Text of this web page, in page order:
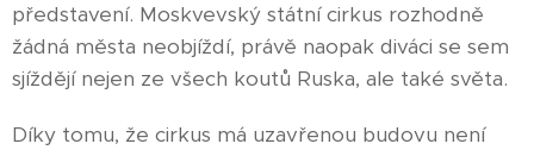
představení. Moskvevský státní cirkus rozhodně
žádná města neobjíždí, právě naopak diváci se sem
sjíždějí nejen ze všech koutů Ruska, ale také světa.
Díky tomu, že cirkus má uzavřenou budovu není